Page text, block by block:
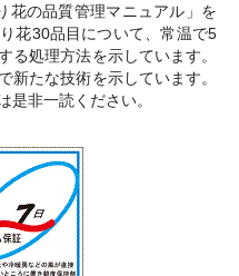
花の品質管理マニュアル」を
花30品目について、常温で5
る処理方法を示しています。
新たな技術を示しています。
是非一読ください。